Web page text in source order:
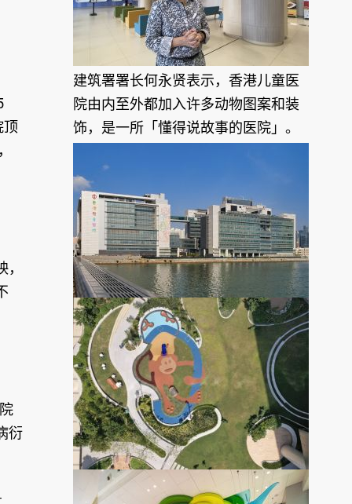
顶
衍
建筑署署长何永贤表示，香港儿童医
院由内至外都加入许多动物图案和装
饰，是一所「懂得说故事的医院」。